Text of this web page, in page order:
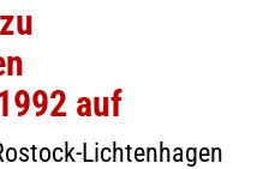
auf
Lichtenhagen